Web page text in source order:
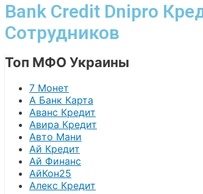
Bank Credit Dnipro
Сотрудников
Топ МФО Украины
7 Монет
А Банк Карта
Аванс Кредит
Авира Кредит
Авто Мани
Ай Кредит
Ай Финанс
АйКон25
Алекс Кредит